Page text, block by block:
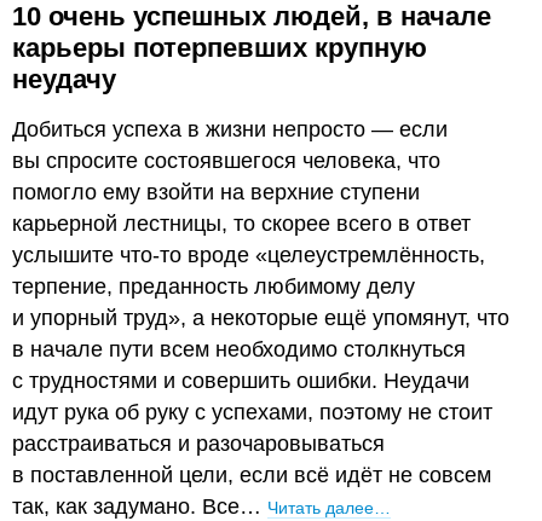
10 очень успешных людей, в начале
карьеры потерпевших крупную
неудачу
Добиться успеха в жизни непросто — если
вы спросите состоявшегося человека, что
помогло ему взойти на верхние ступени
карьерной лестницы, то скорее всего в ответ
услышите что-то вроде «целеустремлённость,
терпение, преданность любимому делу
и упорный труд», а некоторые ещё упомянут, что
в начале пути всем необходимо столкнуться
с трудностями и совершить ошибки. Неудачи
идут рука об руку с успехами, поэтому не стоит
расстраиваться и разочаровываться
в поставленной цели, если всё идёт не совсем
так, как задумано. Все… Читать далее…